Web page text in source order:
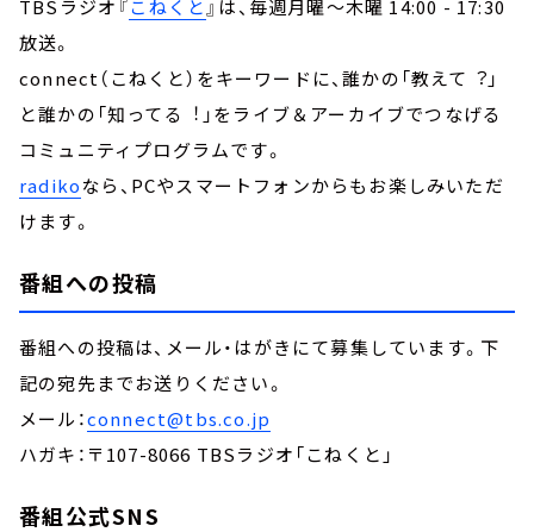
TBSラジオ『こねくと 』は、毎週月曜～木曜 14:00 - 17:30
放送。
connect（こねくと）をキーワードに、誰かの「教えて︖」
と誰かの「知ってる︕」をライブ＆アーカイブでつなげる
コミュニティプログラムです。
radikoなら、PCやスマートフォンからもお楽しみいただ
けます。
番組への投稿
番組への投稿は、メール・はがきにて募集しています。下
記の宛先までお送りください。
メール：connect@tbs.co.jp
ハガキ：〒107-8066 TBSラジオ「こねくと」
番組公式SNS